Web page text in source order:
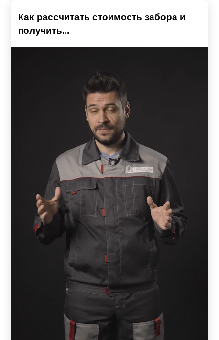
Как рассчитать стоимость забора и
получить...